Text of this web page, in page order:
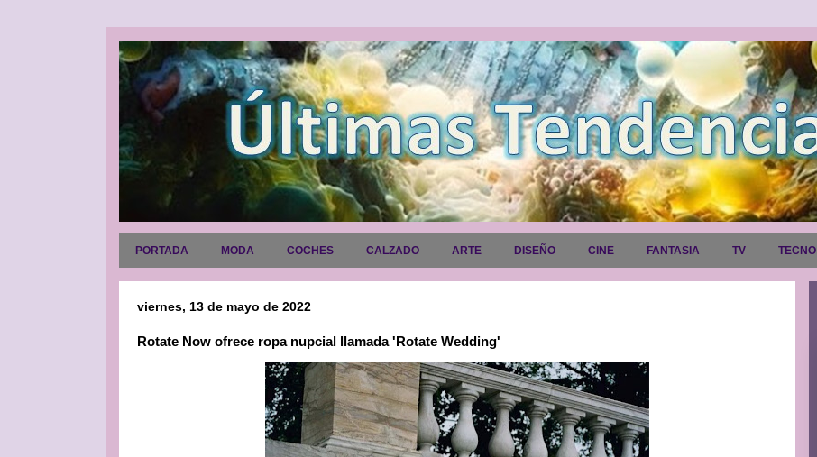
PORTADA MODA COCHES CALZADO ARTE DISEÑO CINE FANTASIA TV TECNO
viernes, 13 de mayo de 2022
Rotate Now ofrece ropa nupcial llamada 'Rotate Wedding'